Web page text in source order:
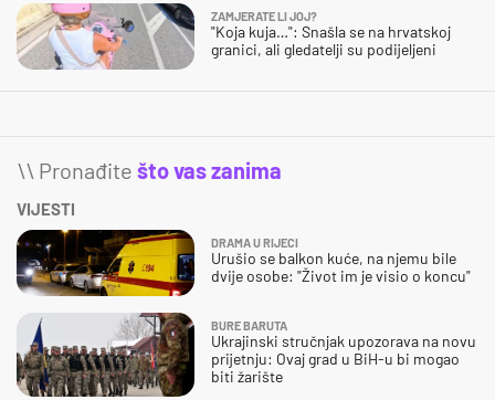
ZAMJERATE LI JOJ?
"Koja kuja…": Snašla se na hrvatskoj
granici, ali gledatelji su podijeljeni
\\ Pronađite što vas zanima
VIJESTI
DRAMA U RIJECI
Urušio se balkon kuće, na njemu bile
dvije osobe: "Život im je visio o koncu"
BURE BARUTA
Ukrajinski stručnjak upozorava na novu
prijetnju: Ovaj grad u BiH-u bi mogao
biti žarište